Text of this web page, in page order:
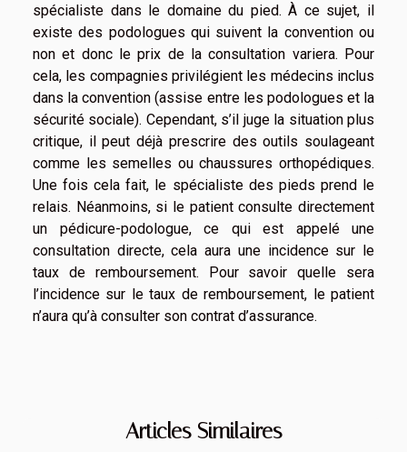
spécialiste dans le domaine du pied. À ce sujet, il
existe des podologues qui suivent la convention ou
non et donc le prix de la consultation variera. Pour
cela, les compagnies privilégient les médecins inclus
dans la convention (assise entre les podologues et la
sécurité sociale). Cependant, s’il juge la situation plus
critique, il peut déjà prescrire des outils soulageant
comme les semelles ou chaussures orthopédiques.
Une fois cela fait, le spécialiste des pieds prend le
relais. Néanmoins, si le patient consulte directement
un pédicure-podologue, ce qui est appelé une
consultation directe, cela aura une incidence sur le
taux de remboursement. Pour savoir quelle sera
l’incidence sur le taux de remboursement, le patient
n’aura qu’à consulter son contrat d’assurance.
Articles Similaires